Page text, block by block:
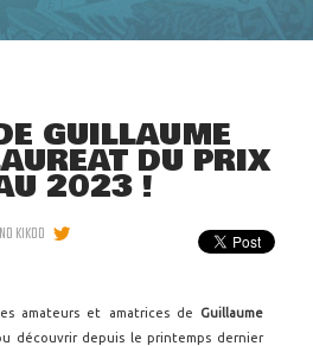
GUILLAUME
DU PRIX
2023 !
KIKOO
amateurs et amatrices de Guillaume
découvrir depuis le printemps dernier